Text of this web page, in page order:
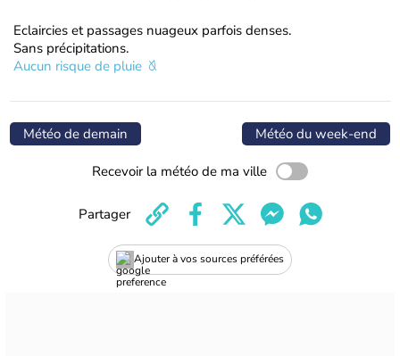
Eclaircies et passages nuageux parfois denses.
Sans précipitations.
Aucun risque de pluie
Météo de demain Météo du week-end
Recevoir la météo de ma ville
Ajouter à vos sources préférées
Partager